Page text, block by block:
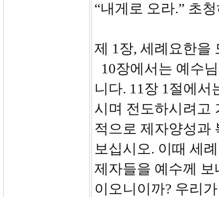
“내게로 오라.” 초
제 1장, 세례요한을
10장에서는 예수
니다. 11장 1절에
시며 전도하시려고
적으로 제자양성과
보십시오. 이때 세
제자들을 예수께
이오니이까? 우리